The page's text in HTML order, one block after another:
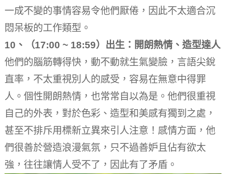
一成不變的事情容易令他們厭倦，因此不太適合沉
悶呆板的工作類型。
10、（17:00 ~ 18:59）出生：開朗熱情、造型達人
他們的腦筋轉得快，動不動就生氣變臉，言語尖銳
直率，不太重視別人的感受，容易在無意中得罪
人。 個性開朗熱情，也常常自以為是。 他們很重視
自己的外表，對於色彩、造型和美感有獨到之處，
甚至不排斥用標新立異來引人注意！感情方面，他
們很善於營造浪漫氣氛，只不過善妒且佔有欲太
強，往往讓情人受不了，因此有了矛盾。